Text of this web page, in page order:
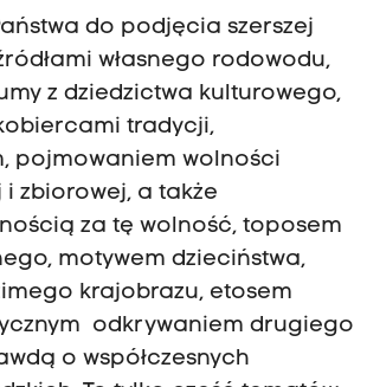
do podjęcia szerszej
własnego rodowodu,
z dziedzictwa kulturowego,
tradycji,
pojmowaniem wolności
zbiorowej, a także
za tę wolność, toposem
motywem dzieciństwa,
krajobrazu, etosem
odkrywaniem drugiego
o współczesnych